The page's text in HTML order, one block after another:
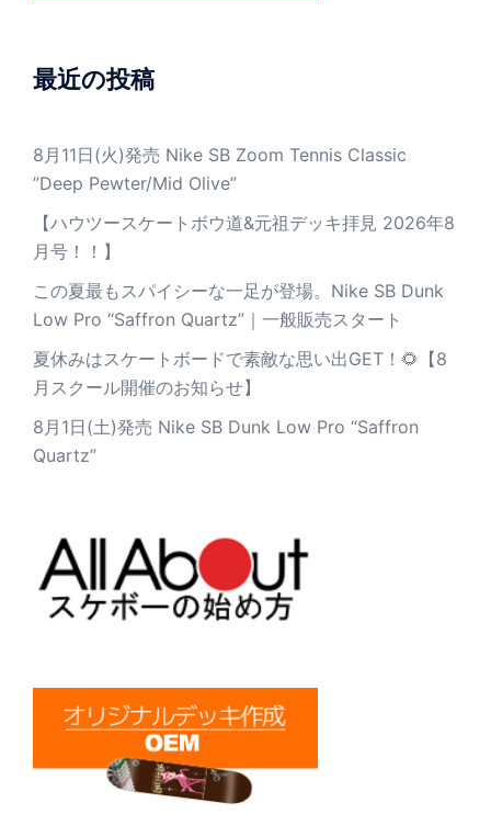
最近の投稿
8月11日(火)発売 Nike SB Zoom Tennis Classic
”Deep Pewter/Mid Olive”
【ハウツースケートボウ道&元祖デッキ拝見 2026年8
月号！！】
この夏最もスパイシーな一足が登場。Nike SB Dunk
Low Pro “Saffron Quartz”｜一般販売スタート
夏休みはスケートボードで素敵な思い出GET！🌻【8
月スクール開催のお知らせ】
8月1日(土)発売 Nike SB Dunk Low Pro “Saffron
Quartz”